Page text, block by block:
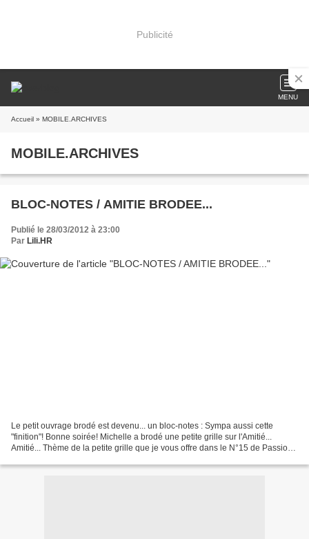
Publicité
MENU
Accueil » MOBILE.ARCHIVES
MOBILE.ARCHIVES
BLOC-NOTES / AMITIE BRODEE...
Publié le 28/03/2012 à 23:00
Par Lili.HR
Le petit ouvrage brodé est devenu... un bloc-notes : Sympa aussi cette
"finition"! Bonne soirée! Michelle a brodé une petite grille sur l'Amitié...
Amitié... Thème de la petite grille que je vous offre dans le N°15 de Passion